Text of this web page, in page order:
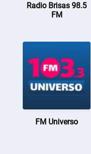
Radio Brisas 98.5
FM
FM Universo